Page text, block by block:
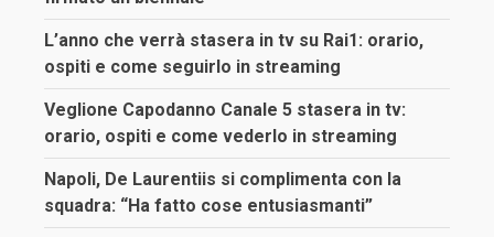
L’anno che verrà stasera in tv su Rai1: orario,
ospiti e come seguirlo in streaming
Veglione Capodanno Canale 5 stasera in tv:
orario, ospiti e come vederlo in streaming
Napoli, De Laurentiis si complimenta con la
squadra: “Ha fatto cose entusiasmanti”